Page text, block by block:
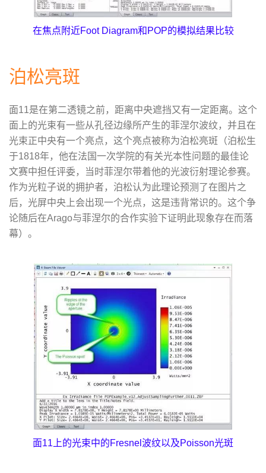
在焦点附近Foot Diagram和POP的模拟结果比较
泊松亮斑
面11是在第二透镜之前，距离中央遮挡又有一定距离。这个
面上的光束有一些从孔径边缘所产生的菲涅尔波纹，并且在
光束正中央有一个亮点，这个亮点被称为泊松亮斑（泊松生
于1818年，他在法国一次学院的有关光本性问题的最佳论
文赛中担任评委，当时菲涅尔带着他的光波衍射理论参赛。
作为光粒子说的拥护者，泊松认为此理论预测了在图片之
后，光屏中央上会出现一个光点，这是违背常识的。这个争
论随后在Arago与菲涅尔的合作实验下证明此现象存在而落
幕）。
面11上的光束中的Fresnel波纹以及Poisson光斑